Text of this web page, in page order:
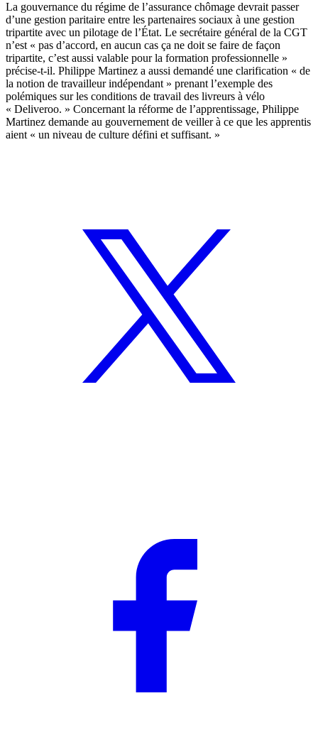
La gouvernance du régime de l’assurance chômage devrait passer
d’une gestion paritaire entre les partenaires sociaux à une gestion
tripartite avec un pilotage de l’État. Le secrétaire général de la CGT
n’est « pas d’accord, en aucun cas ça ne doit se faire de façon
tripartite, c’est aussi valable pour la formation professionnelle »
précise-t-il. Philippe Martinez a aussi demandé une clarification « de
la notion de travailleur indépendant » prenant l’exemple des
polémiques sur les conditions de travail des livreurs à vélo
« Deliveroo. » Concernant la réforme de l’apprentissage, Philippe
Martinez demande au gouvernement de veiller à ce que les apprentis
aient « un niveau de culture défini et suffisant. »